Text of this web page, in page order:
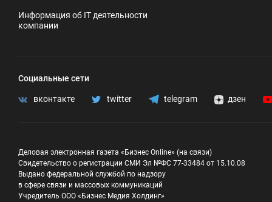
Информация об IT деятельности
компании
Социальные сети
вконтакте twitter telegram дзен
Деловая электронная газета «Бизнес Online» (на связи)
Свидетельство о регистрации СМИ Эл №ФС 77-33484 от 15.10.08
Выдано федеральной службой по надзору
в сфере связи и массовых коммуникаций
Учредитель ООО «Бизнес Медия Холдинг»